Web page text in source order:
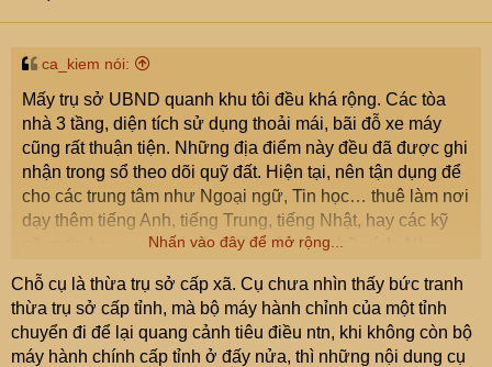
ca_kiem nói:
Mấy trụ sở UBND quanh khu tôi đều khá rộng. Các tòa
nhà 3 tầng, diện tích sử dụng thoải mái, bãi đỗ xe máy
cũng rất thuận tiện. Những địa điểm này đều đã được ghi
nhận trong sổ theo dõi quỹ đất. Hiện tại, nên tận dụng để
cho các trung tâm như Ngoại ngữ, Tin học… thuê làm nơi
dạy thêm tiếng Anh, tiếng Trung, tiếng Nhật, hay các kỹ
năng tin học – vốn có rất nhiều nội dung hữu ích. Như
vừa tạo nguồn thu và mang lại giá trị xã hội. Kể cả việc
cho thuê để dạy các môn năng khiếu như vẽ, đàn… cũng
là một phương án tốt.
Nhấn vào đây để mở rộng...
Chỗ cụ là thừa trụ sở cấp xã. Cụ chưa nhìn thấy bức tranh
thừa trụ sở cấp tỉnh, mà bộ máy hành chỉnh của một tỉnh
chuyển đi để lại quang cảnh tiêu điều ntn, khi không còn bộ
máy hành chính cấp tỉnh ở đấy nửa, thì những nội dung cụ